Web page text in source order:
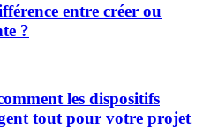
entre créer ou
?
les dispositifs
tout pour votre projet